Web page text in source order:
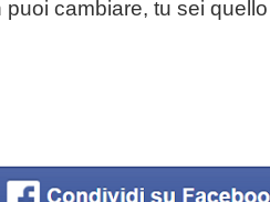
cambiare, tu sei